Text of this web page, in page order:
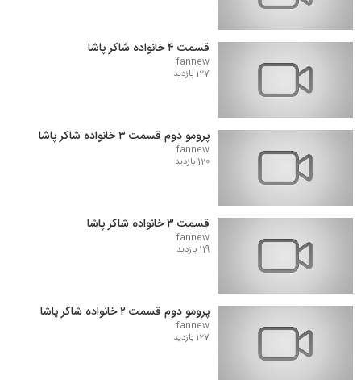
قسمت ۴ خانواده شاکر پاشا
fannew
127 بازدید
پرومو دوم قسمت ۳ خانواده شاکر پاشا
fannew
120 بازدید
قسمت ۳ خانواده شاکر پاشا
fannew
119 بازدید
پرومو دوم قسمت ۲ خانواده شاکر پاشا
fannew
127 بازدید